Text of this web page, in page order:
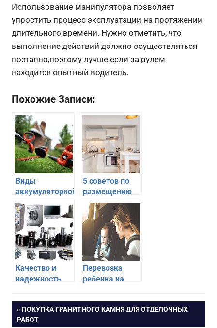
Использование манипулятора позволяет
упростить процесс эксплуатации на протяжении
длительного времени. Нужно отметить, что
выполнение действий должно осуществляться
поэтапно,поэтому лучше если за рулем
находится опытный водитель.
Похожие Записи:
Виды
аккумуляторной
техники для
сада
5 советов по
размещению
техники на
кухне с учетом
эргономики
Качество и
надежность
запасных
частей для
бытовой
Перевозка
ребенка на
сиденье
автомобиля —
Навигация
ПРЕДЫДУЩАЯ
ЗАПИСЬ:
ПОКУПКА ГРАНИТНОГО КАМНЯ ДЛЯ ОТДЕЛОЧНЫХ
РАБОТ